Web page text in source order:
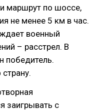
маршрут по шоссе,
не менее 5 км в час.
военный
– расстрел. В
победитель.
заигрывать с